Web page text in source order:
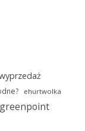
ehurtwolka
greenpoint